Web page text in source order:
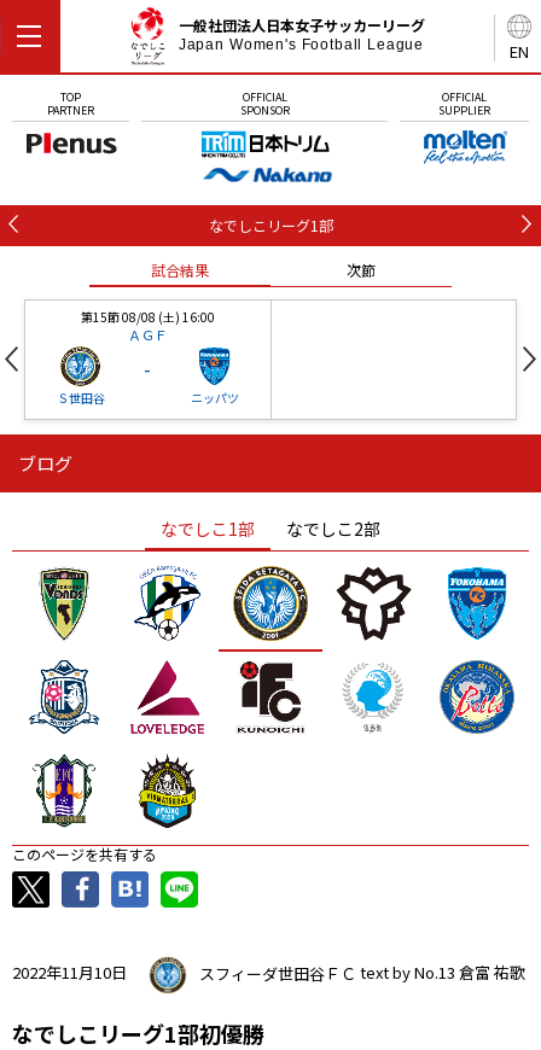
EN
一般社団法人日本女子サッカーリーグ
Japan Women's Football League
TOP
PARTNER
OFFICIAL
SPONSOR
OFFICIAL
SUPPLIER
なでしこリーグ1部
試合結果 次節
第15節 08/08 (土) 16:00
ＡＧＦ
Ｓ世田谷
-
ニッパツ
ニッパツ
ニッパツ 名古屋
石人の星
静岡 愛媛Ｌ
ブログ
なでしこ1部 なでしこ2部
このページを共有する
2022年11月10日 スフィーダ世田谷ＦＣ text by No.13 倉富 祐歌
なでしこリーグ1部初優勝